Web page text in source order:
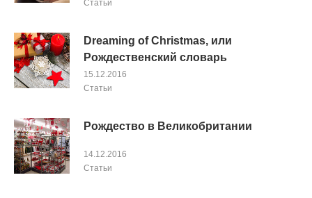
Cтатьи
Dreaming of Christmas, или
Рождественский словарь
15.12.2016
Cтатьи
Рождество в Великобритании
14.12.2016
Cтатьи